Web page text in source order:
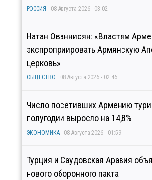
РОССИЯ 08 Августа 2026 - 03:02
Натан Ованнисян: «Властям
экспроприировать Армянскую
церковь»
ОБЩЕСТВО 08 Августа 2026 - 02:46
Число посетивших Армению
полугодии выросло на 14,8%
ЭКОНОМИКА 08 Августа 2026 - 01:59
Турция и Саудовская Аравия
нового оборонного пакта